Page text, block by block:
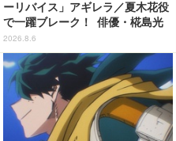
ーリバイス」アギレラ／夏木花役
で一躍ブレーク！ 俳優・椛島光
の2nd写真集が予約開始
2026.8.6